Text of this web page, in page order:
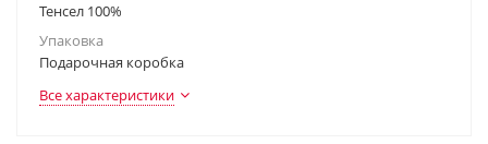
Тенсел 100%
Упаковка
Подарочная коробка
Все характеристики